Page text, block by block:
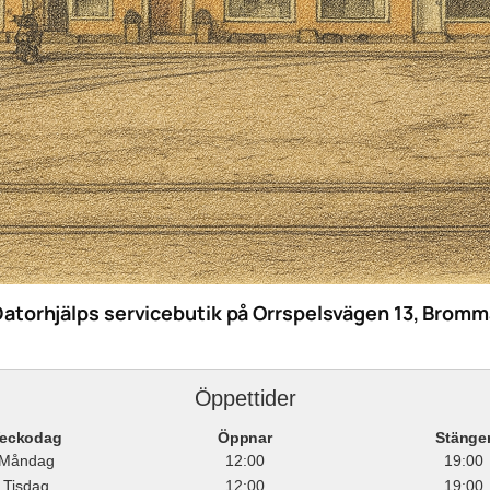
servicebutik på Orrspelsvägen 13,
Öppettider
Öppnar
12:00
19:00
Tisdag
12:00 19:00